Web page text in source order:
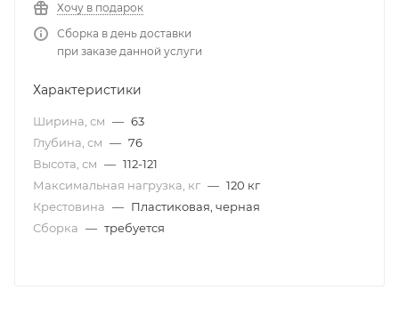
Хочу в подарок
Сборка в день доставки
при заказе данной услуги
Характеристики
Ширина, см — 63
Глубина, см — 76
Высота, см — 112-121
Максимальная нагрузка, кг — 120 кг
Крестовина — Пластиковая, черная
Сборка — требуется